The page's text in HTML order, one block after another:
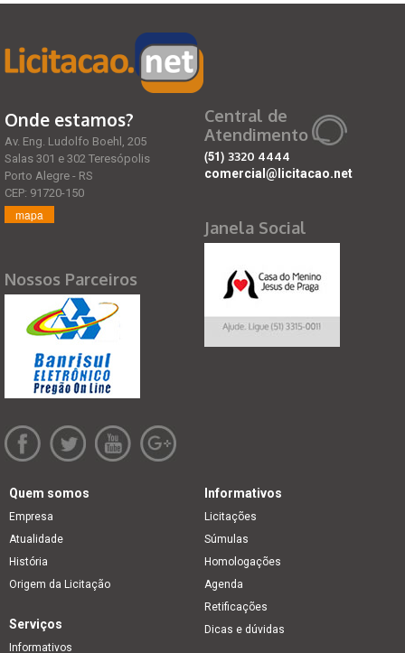
Onde estamos?
Av. Eng. Ludolfo Boehl, 205
Salas 301 e 302 Teresópolis
Porto Alegre - RS
CEP: 91720-150
mapa
Nossos Parceiros
Central de
Atendimento
(51) 3320 4444
comercial@licitacao.net
Janela Social
Quem somos
Empresa
Atualidade
História
Origem da Licitação
Informativos
Licitações
Súmulas
Homologações
Agenda
Retificações
Dicas e dúvidas
Serviços
Informativos